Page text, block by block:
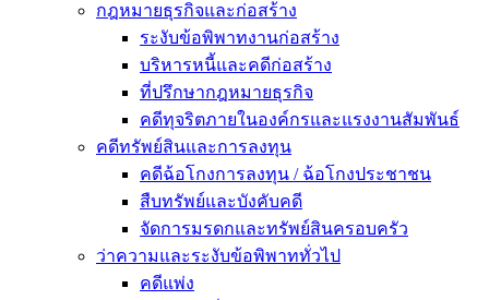
กฎหมายธุรกิจและก่อสร้าง
ระงับข้อพิพาทงานก่อสร้าง
บริหารหนี้และคดีก่อสร้าง
ที่ปรึกษากฎหมายธุรกิจ
คดีทุจริตภายในองค์กรและแรงงานสัมพันธ์
คดีทรัพย์สินและการลงทุน
คดีฉ้อโกงการลงทุน / ฉ้อโกงประชาชน
สืบทรัพย์และบังคับคดี
จัดการมรดกและทรัพย์สินครอบครัว
ว่าความและระงับข้อพิพาททั่วไป
คดีแพ่ง